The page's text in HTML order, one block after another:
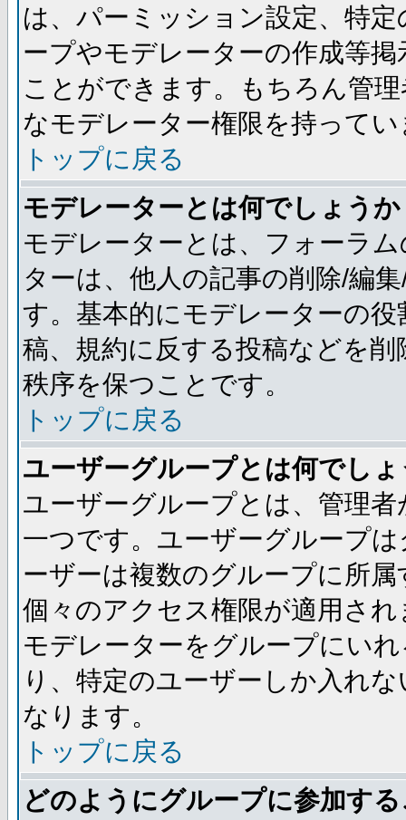
は、パーミッション設定、特
ープやモデレーターの作成等
ことができます。もちろん管
なモデレーター権限を持ってい
トップに戻る
モデレーターとは何でしょうか
モデレーターとは、フォーラ
ターは、他人の記事の削除/編
す。基本的にモデレーターの
稿、規約に反する投稿などを
秩序を保つことです。
トップに戻る
ユーザーグループとは何でし
ユーザーグループとは、管理
一つです。ユーザーグループ
ーザーは複数のグループに所
個々のアクセス権限が適用さ
モデレーターをグループにい
り、特定のユーザーしか入れ
なります。
トップに戻る
どのようにグループに参加す